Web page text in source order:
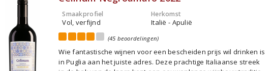
Smaakprofiel
Vol, verfijnd
Herkomst
Italië - Apulië
(45 beoordelingen)
Wie fantastische wijnen voor een bescheiden prijs wil drinken is
in Puglia aan het juiste adres. Deze prachtige Italiaanse streek